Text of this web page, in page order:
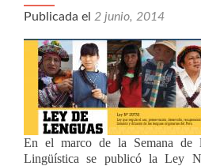
Publicada el 2 junio, 2014
En el marco de la Semana de
Lingüística se publicó la Ley